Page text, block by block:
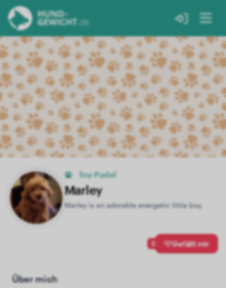
Toy-Pudel
Marley
Marley is an adorable energetic little boy.
0 Gefällt mir
Über mich